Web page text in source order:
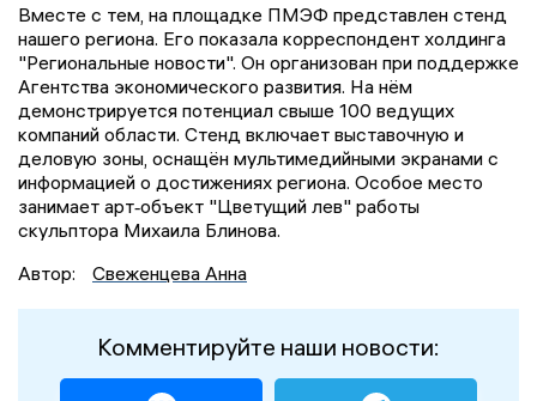
Вместе с тем, на площадке ПМЭФ представлен стенд
нашего региона. Его показала корреспондент холдинга
"Региональные новости". Он организован при поддержке
Агентства экономического развития. На нём
демонстрируется потенциал свыше 100 ведущих
компаний области. Стенд включает выставочную и
деловую зоны, оснащён мультимедийными экранами с
информацией о достижениях региона. Особое место
занимает арт‑объект "Цветущий лев" работы
скульптора Михаила Блинова.
Автор:
Свеженцева Анна
Комментируйте наши новости: